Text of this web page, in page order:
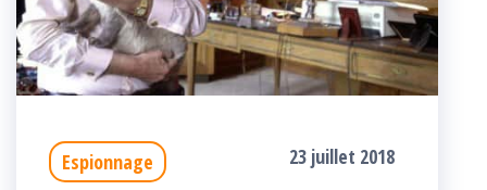
Espionnage 23 juillet 2018